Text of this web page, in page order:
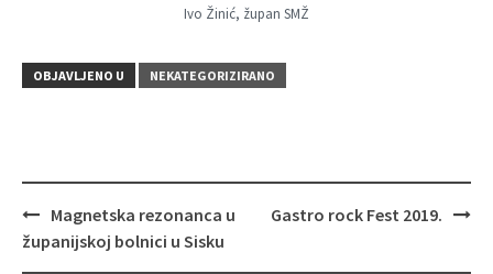
Ivo Žinić, župan SMŽ
OBJAVLJENO U NEKATEGORIZIRANO
Navigacija
objava
Magnetska rezonanca u
županijskoj bolnici u Sisku
Gastro rock Fest 2019.